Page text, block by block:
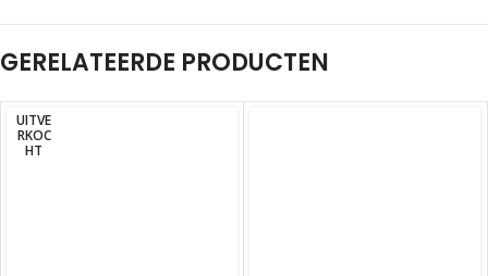
GERELATEERDE PRODUCTEN
UITVE
RKOC
HT